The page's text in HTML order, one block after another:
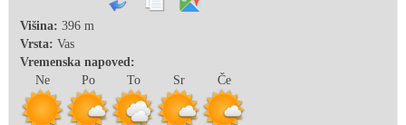
Višina: 396 m
Vrsta: Vas
Vremenska napoved:
Ne
Po To Sr Če